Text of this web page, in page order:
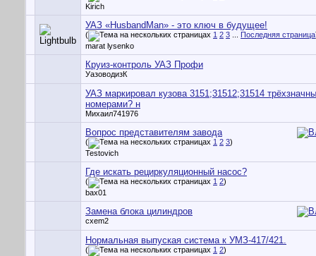
Kirich
УАЗ «HusbandMan» - это ключ в будущее!
( 1 2 3 Последняя страница
marat lysenko
Круиз-контроль УАЗ Профи
УазоводизК
УАЗ маркировал кузова 3151;31512;31514
номерами? н
Михаил741976
Вопрос представителям завода
( 1 2 3)
Testovich
Где искать рециркуляционный насос?
( 1 2)
bax01
Замена блока цилиндров
cxem2
Нормальная выпуская система к УМЗ-417/421.
( 1 2)